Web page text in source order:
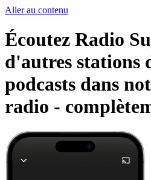
Aller au contenu
Écoutez Radio
d'autres stations
podcasts dans
radio -